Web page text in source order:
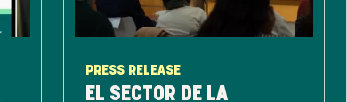
PRESS RELEASE
EL SECTOR DE LA